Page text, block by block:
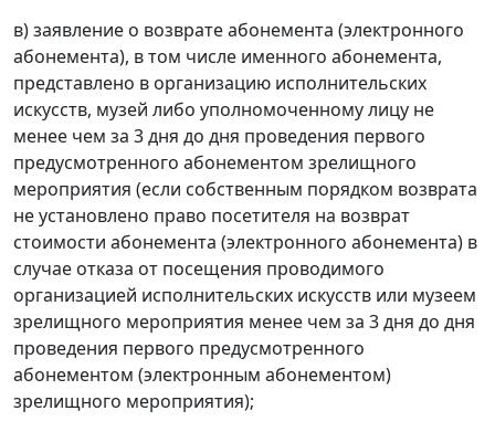
в) заявление о возврате абонемента (электронного
абонемента), в том числе именного абонемента,
представлено в организацию исполнительских
искусств, музей либо уполномоченному лицу не
менее чем за 3 дня до дня проведения первого
предусмотренного абонементом зрелищного
мероприятия (если собственным порядком возврата
не установлено право посетителя на возврат
стоимости абонемента (электронного абонемента) в
случае отказа от посещения проводимого
организацией исполнительских искусств или музеем
зрелищного мероприятия менее чем за 3 дня до дня
проведения первого предусмотренного
абонементом (электронным абонементом)
зрелищного мероприятия);